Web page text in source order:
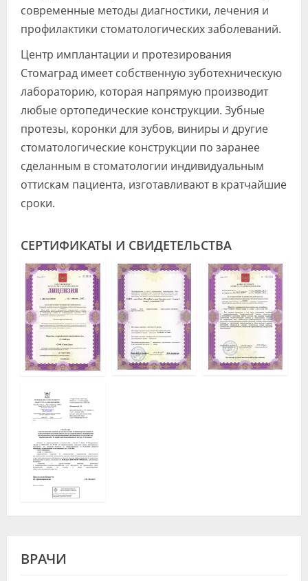
современные методы диагностики, лечения и
профилактики стоматологических заболеваний.
Центр имплантации и протезирования
Стомаград имеет собственную зуботехническую
лабораторию, которая напрямую производит
любые ортопедические конструкции. Зубные
протезы, коронки для зубов, виниры и другие
стоматологические конструкции по заранее
сделанным в стоматологии индивидуальным
оттискам пациента, изготавливают в кратчайшие
сроки.
СЕРТИФИКАТЫ И СВИДЕТЕЛЬСТВА
ВРАЧИ